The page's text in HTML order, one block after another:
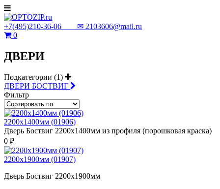
+7(495)210-36-06 ✉ 2103606@mail.ru
0
ДВЕРИ
Подкатегории (1)
ДВЕРИ БОСТВИГ
Фильтр
2200х1400мм (01906)
Дверь Боствиг 2200х1400мм из профиля (порошковая краска)
0 ₽
2200х1900мм (01907)
Дверь Боствиг 2200х1900мм